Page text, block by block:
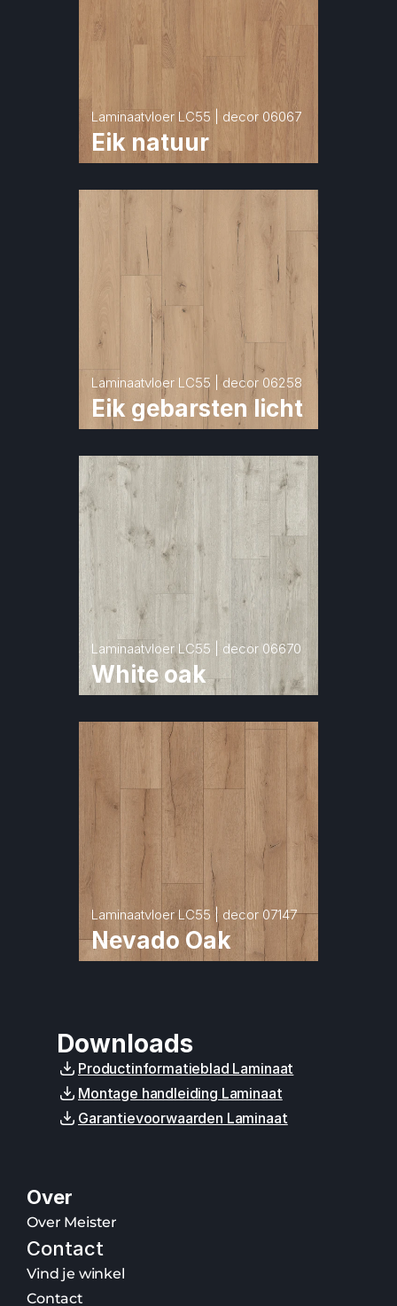
Laminaatvloer LC55 | decor 06067
Eik natuur
Laminaatvloer LC55 | decor 06258
Eik gebarsten licht
Laminaatvloer LC55 | decor 06670
White oak
Laminaatvloer LC55 | decor 07147
Nevado Oak
Downloads
Productinformatieblad Laminaat
Montage handleiding Laminaat
Garantievoorwaarden Laminaat
Over
Over Meister
Contact
Vind je winkel
Contact